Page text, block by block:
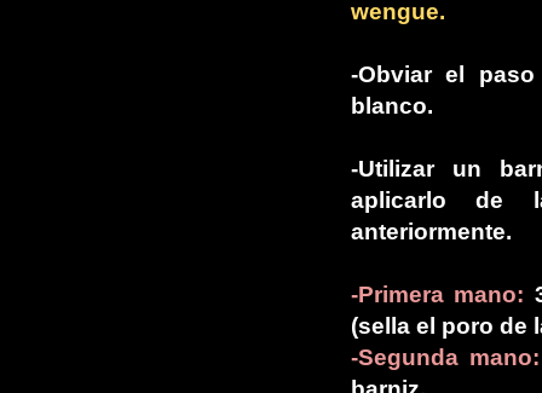
wengue.
-Obviar el
blanco.
-Utilizar un
aplicarlo de
anteriormente.
-Primera mano:
(sella el poro de
-Segunda mano: